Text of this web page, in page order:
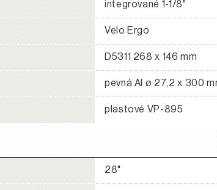
integrované 1-1/8"
Velo Ergo
D5311 268 x 146 mm
pevná Al ø 27,2 x 300
plastové VP-895
28"